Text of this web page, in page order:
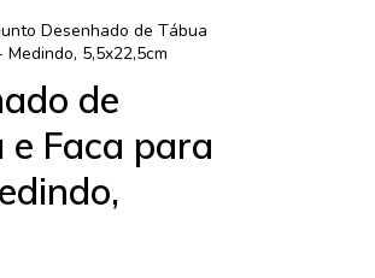
Desenhado de Tábua
5,5x22,5cm
de
e Faca para